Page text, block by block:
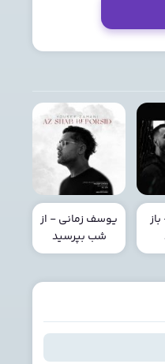
یوسف زمانی - از
شب بپرسید